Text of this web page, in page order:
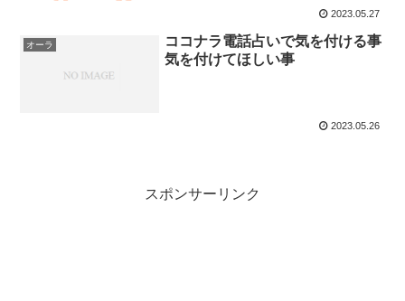
2023.05.27
オーラ
ココナラ電話占いで気を付ける事
気を付けてほしい事
2023.05.26
スポンサーリンク